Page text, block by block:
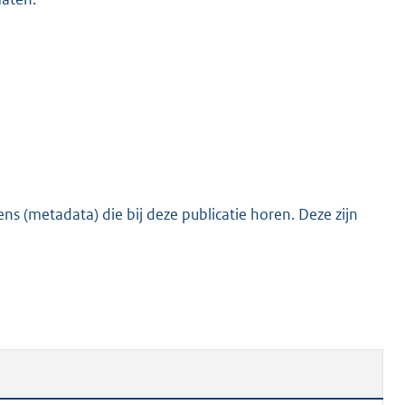
(metadata) die bij deze publicatie horen. Deze zijn